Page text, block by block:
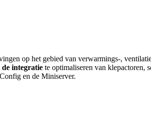
op het gebied van verwarmings-,
de integratie te optimaliseren van klepactoren,
en de Miniserver.